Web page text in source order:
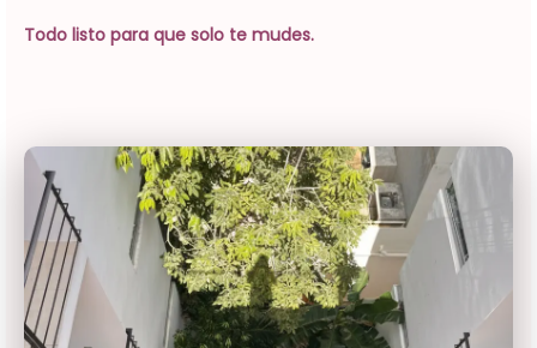
Todo listo para que solo te mudes.